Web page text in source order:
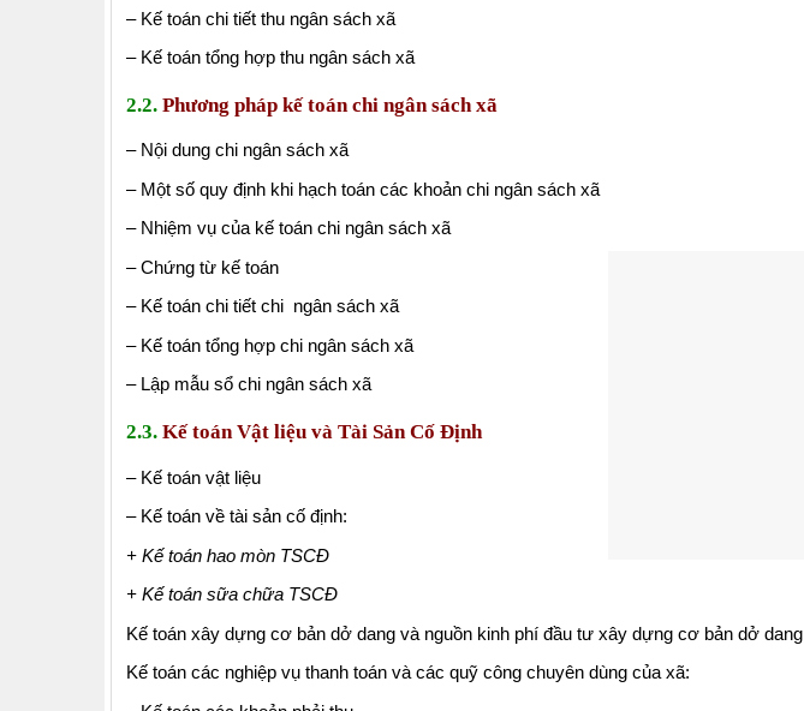
– Kế toán chi tiết thu ngân sách xã
– Kế toán tổng hợp thu ngân sách xã
2.2. Phương pháp kế toán chi ngân sách xã
– Nội dung chi ngân sách xã
– Một số quy định khi hạch toán các khoản chi ngân sách xã
– Nhiệm vụ của kế toán chi ngân sách xã
– Chứng từ kế toán
– Kế toán chi tiết chi ngân sách xã
– Kế toán tổng hợp chi ngân sách xã
– Lập mẫu sổ chi ngân sách xã
2.3. Kế toán Vật liệu và Tài Sản Cố Định
– Kế toán vật liệu
– Kế toán về tài sản cố định:
+ Kế toán hao mòn TSCĐ
+ Kế toán sữa chữa TSCĐ
Kế toán xây dựng cơ bản dở dang và nguồn kinh phí đầu tư xây dựng cơ bản dở dang
Kế toán các nghiệp vụ thanh toán và các quỹ công chuyên dùng của xã: